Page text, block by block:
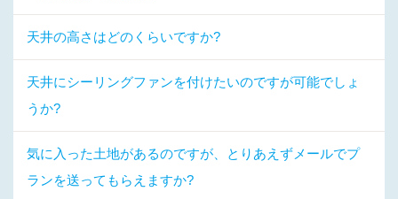
天井の高さはどのくらいですか?
天井にシーリングファンを付けたいのですが可能でしょ
うか?
気に入った土地があるのですが、とりあえずメールでプ
ランを送ってもらえますか?